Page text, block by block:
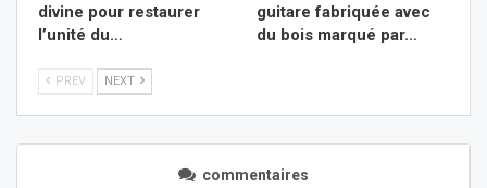
divine pour restaurer
l’unité du…
guitare fabriquée avec
du bois marqué par…
PREV NEXT
commentaires